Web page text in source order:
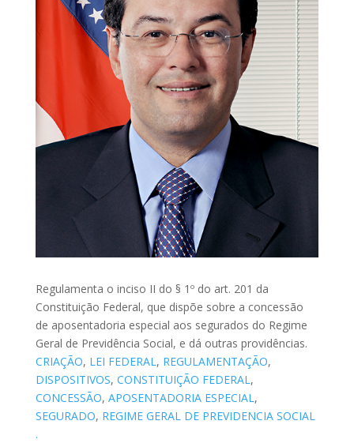
Regulamenta o inciso II do § 1º do art. 201 da
Constituição Federal, que dispõe sobre a concessão
de aposentadoria especial aos segurados do Regime
Geral de Previdência Social, e dá outras providências.
CRIAÇÃO, LEI FEDERAL, REGULAMENTAÇÃO,
DISPOSITIVOS, CONSTITUIÇÃO FEDERAL,
CONCESSÃO, APOSENTADORIA ESPECIAL,
SEGURADO, REGIME GERAL DE PREVIDENCIA SOCIAL
.